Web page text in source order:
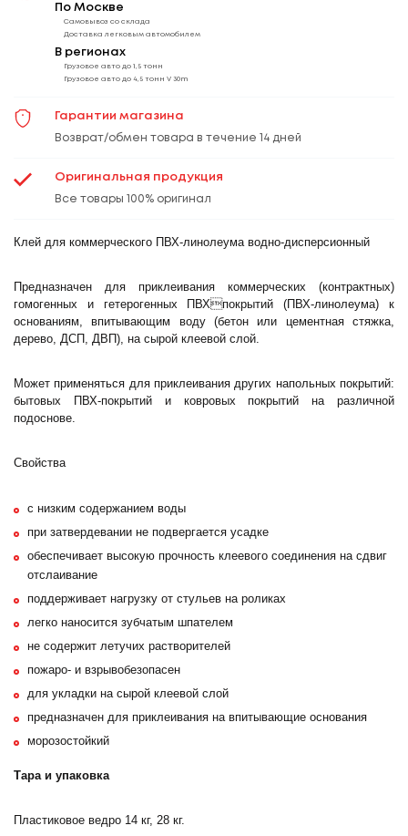
По Москве
Самовывоз со склада
Доставка легковым автомобилем
В регионах
Грузовое авто до 1,5 тонн
Грузовое авто до 4,5 тонн V 30m
Гарантии магазина
Возврат/обмен товара в течение 14 дней
Оригинальная продукция
Все товары 100% оригинал
Клей для коммерческого ПВХ-линолеума водно-дисперсионный
Предназначен для приклеивания коммерческих (контрактных)
гомогенных и гетерогенных ПВХпокрытий (ПВХ-линолеума) к
основаниям, впитывающим воду (бетон или цементная стяжка,
дерево, ДСП, ДВП), на сырой клеевой слой.
Может применяться для приклеивания других напольных покрытий:
бытовых ПВХ-покрытий и ковровых покрытий на различной
подоснове.
Свойства
с низким содержанием воды
при затвердевании не подвергается усадке
обеспечивает высокую прочность клеевого соединения на сдвиг
отслаивание
поддерживает нагрузку от стульев на роликах
легко наносится зубчатым шпателем
не содержит летучих растворителей
пожаро- и взрывобезопасен
для укладки на сырой клеевой слой
предназначен для приклеивания на впитывающие основания
морозостойкий
Тара и упаковка
Пластиковое ведро 14 кг, 28 кг.